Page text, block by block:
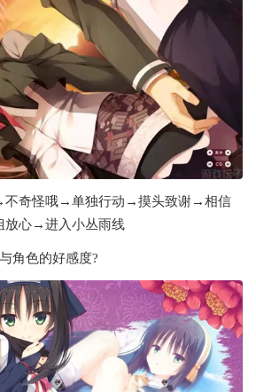
奇怪哦→单独行动→摸头致谢→相信
放心→进入小丛雨线
角色的好感度?